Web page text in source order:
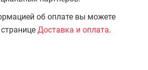
об оплате вы можете
Доставка и оплата.